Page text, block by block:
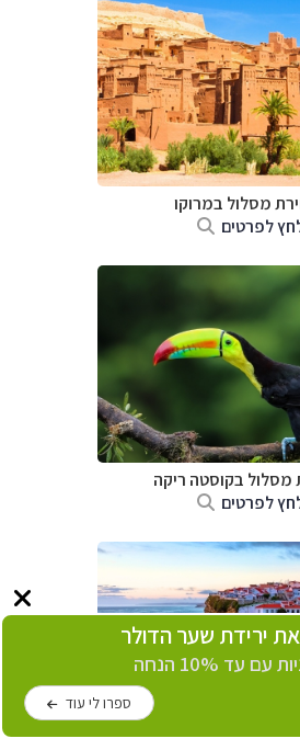
מסלול במרוקו
לפרטים
מסלול בקוסטה ריקה
לפרטים
ירידת שער הדולר
עד 10% הנחה
ספרו לי עוד